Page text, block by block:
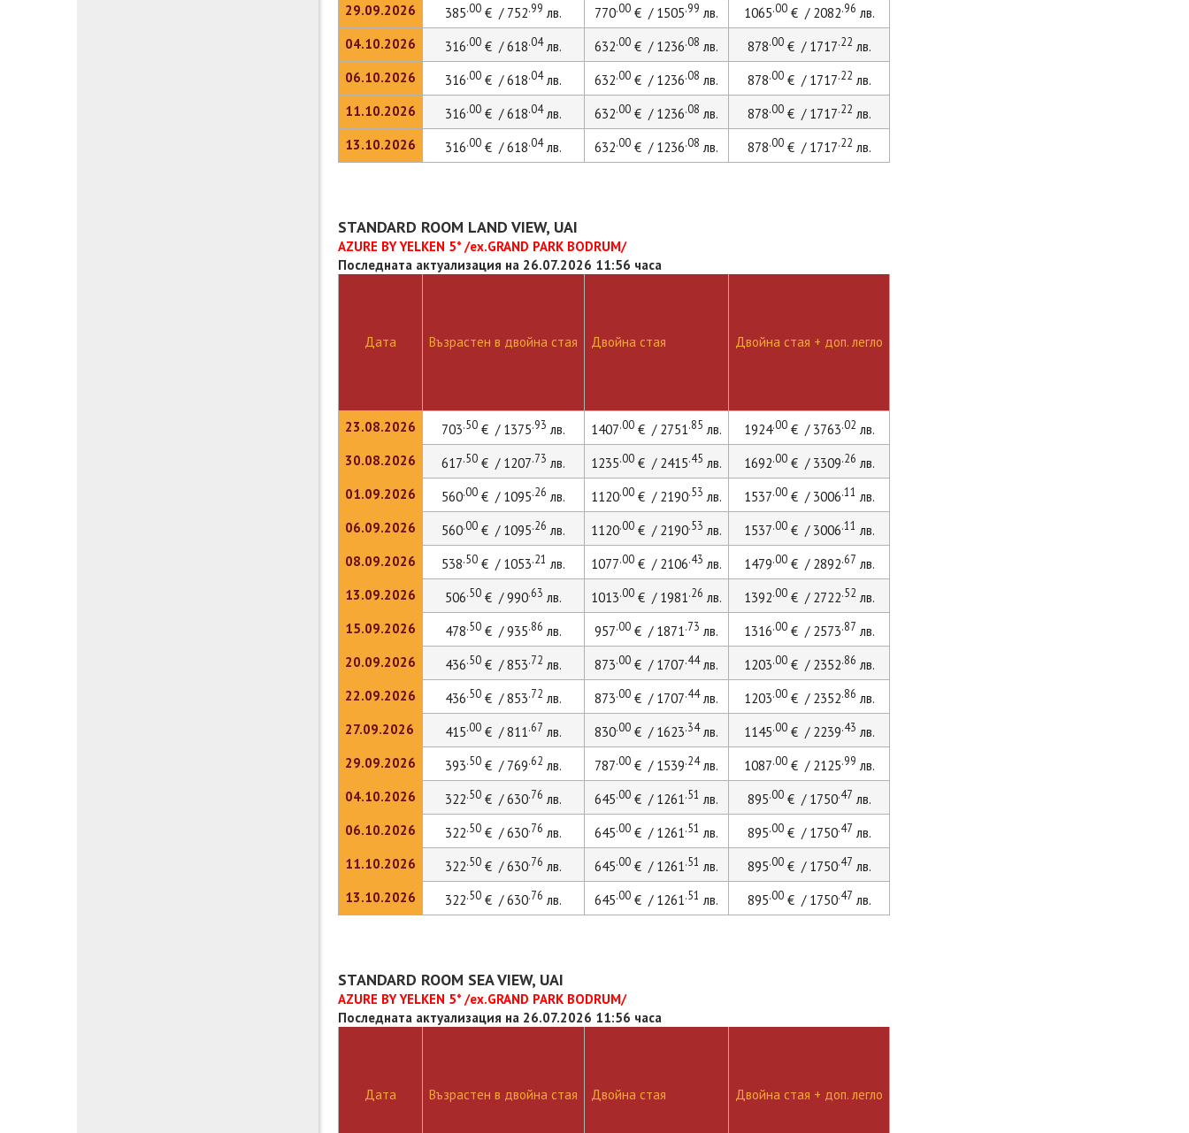
29.09.2026
04.10.2026
06.10.2026
11.10.2026
13.10.2026
385.00 € / 752.99 лв. 770.00 € / 1505.99 лв. 1065.00€ / 2082.96 лв.
316.00 € / 618.04лв. 632.00 € / 1236.08 лв. 878.00€ / 1717.22 лв.
316.00 € / 618.04лв. 632.00 € / 1236.08 лв. 878.00€ / 1717.22 лв.
316.00 € / 618.04лв. 632.00 € / 1236.08 лв. 878.00€ / 1717.22 лв.
316.00 € / 618.04лв. 632.00 € / 1236.08 лв. 878.00€ / 1717.22 лв.
STANDARD ROOM LAND VIEW, UAI
AZURE BY YELKEN 5* /ex.GRAND PARK BODRUM/
Последната актуализация на 26.07.2026 11:56 часа
Дата
23.08.2026
30.08.2026
01.09.2026
06.09.2026
08.09.2026
13.09.2026
15.09.2026
20.09.2026
22.09.2026
27.09.2026
29.09.2026
04.10.2026
06.10.2026
11.10.2026
13.10.2026
Възрастен в двойна стая Двойна стая Двойна стая + доп. легло
703.50 € / 1375.93 лв. 1407.00 € / 2751.85 лв. 1924.00€ / 3763.02 лв.
617.50 € / 1207.73 лв. 1235.00 € / 2415.45 лв. 1692.00€ / 3309.26 лв.
560.00 € / 1095.26 лв. 1120.00 € / 2190.53 лв. 1537.00€ / 3006.11 лв.
560.00 € / 1095.26 лв. 1120.00 € / 2190.53 лв. 1537.00€ / 3006.11 лв.
538.50 € / 1053.21 лв. 1077.00 € / 2106.43 лв. 1479.00€ / 2892.67 лв.
506.50 € / 990.63 лв. 1013.00 € / 1981.26 лв. 1392.00€ / 2722.52 лв.
478.50 € / 935.86 лв. 957.00 € / 1871.73 лв. 1316.00€ / 2573.87 лв.
436.50 € / 853.72 лв. 873.00 € / 1707.44лв. 1203.00€ / 2352.86 лв.
436.50 € / 853.72 лв. 873.00 € / 1707.44лв. 1203.00€ / 2352.86 лв.
415.00 € / 811.67 лв. 830.00 € / 1623.34лв. 1145.00€ / 2239.43 лв.
393.50 € / 769.62 лв. 787.00 € / 1539.24лв. 1087.00€ / 2125.99 лв.
322.50 € / 630.76 лв. 645.00 € / 1261.51 лв. 895.00€ / 1750.47 лв.
322.50 € / 630.76 лв. 645.00 € / 1261.51 лв. 895.00€ / 1750.47 лв.
322.50 € / 630.76 лв. 645.00 € / 1261.51 лв. 895.00€ / 1750.47 лв.
322.50 € / 630.76 лв. 645.00 € / 1261.51 лв. 895.00€ / 1750.47 лв.
STANDARD ROOM SEA VIEW, UAI
AZURE BY YELKEN 5* /ex.GRAND PARK BODRUM/
Последната актуализация на 26.07.2026 11:56 часа
Дата Възрастен в двойна стая Двойна стая Двойна стая + доп. легло